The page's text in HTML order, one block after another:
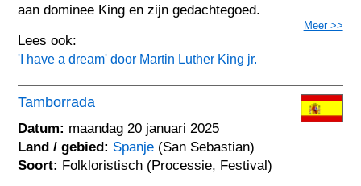
aan dominee King en zijn gedachtegoed.
Meer >>
Lees ook:
'I have a dream' door Martin Luther King jr.
Tamborrada
Datum: maandag 20 januari 2025
Land / gebied: Spanje (San Sebastian)
Soort: Folkloristisch (Processie, Festival)